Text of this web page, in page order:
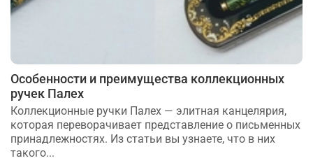
Особенности и преимущества коллекционных
ручек Палех
Коллекционные ручки Палех — элитная канцелярия,
которая переворачивает представление о письменных
принадлежностях. Из статьи вы узнаете, что в них
такого...